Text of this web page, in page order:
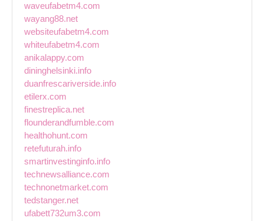
waveufabetm4.com
wayang88.net
websiteufabetm4.com
whiteufabetm4.com
anikalappy.com
dininghelsinki.info
duanfrescariverside.info
etilerx.com
finestreplica.net
flounderandfumble.com
healthohunt.com
retefuturah.info
smartinvestinginfo.info
technewsalliance.com
technonetmarket.com
tedstanger.net
ufabett732um3.com